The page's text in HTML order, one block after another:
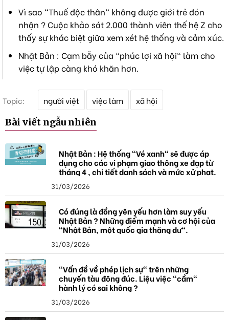
Vì sao "Thuế độc thân" không được giới trẻ đón
nhận ? Cuộc khảo sát 2.000 thành viên thế hệ Z cho
thấy sự khác biệt giữa xem xét hệ thống và cảm xúc.
Nhật Bản : Cạm bẫy của "phúc lợi xã hội" làm cho
việc tự lập càng khó khăn hơn.
Topic:
h
a
người việt việc làm xã hội
Bài viết ngẫu nhiên
Nhật Bản : Hệ thống "Vé xanh" sẽ được áp
dụng cho các vi phạm giao thông xe đạp từ
tháng 4 , chi tiết danh sách và mức xử phạt.
31/03/2026
Có đúng là đồng yên yếu hơn làm suy yếu
Nhật Bản ? Những điểm mạnh và cơ hội của
"Nhật Bản, một quốc gia thặng dư".
31/03/2026
"Vấn đề về phép lịch sự" trên những
chuyến tàu đông đúc. Liệu việc "cầm"
hành lý có sai không ?
31/03/2026